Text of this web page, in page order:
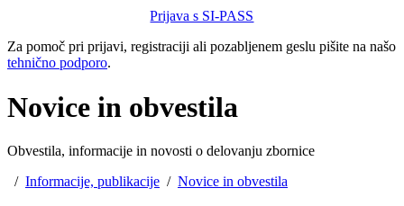
Prijava s SI-PASS
Za pomoč pri prijavi, registraciji ali pozabljenem geslu pišite na našo
tehnično podporo.
Novice in obvestila
Obvestila, informacije in novosti o delovanju zbornice
/ Informacije, publikacije / Novice in obvestila